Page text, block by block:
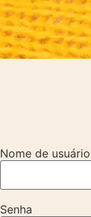
Nome de
Senha